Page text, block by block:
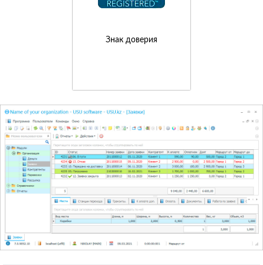
Знак доверия